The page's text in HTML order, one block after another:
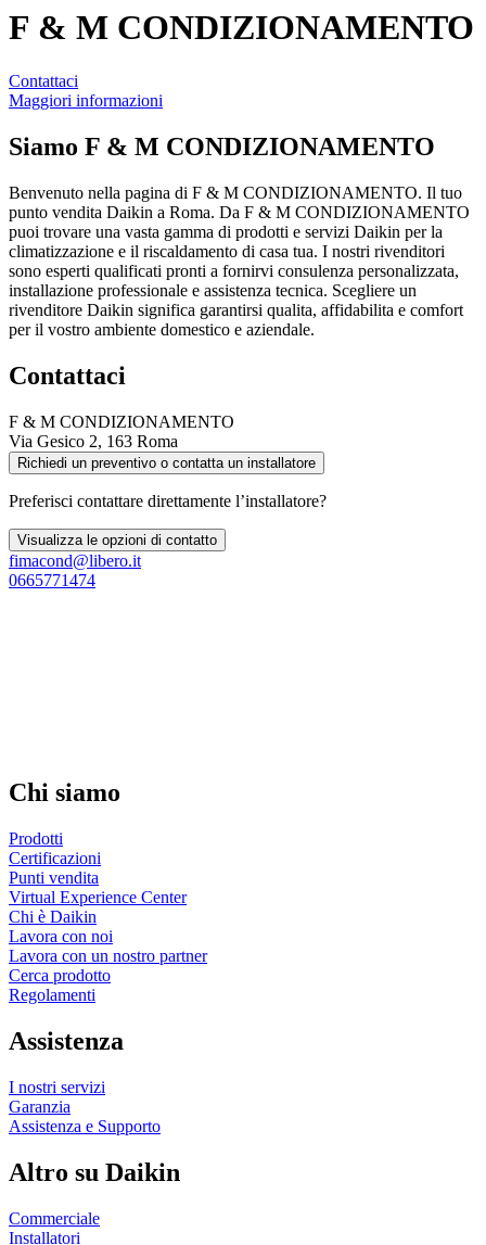
F & M CONDIZIONAMENTO
Contattaci
Maggiori informazioni
Siamo F & M CONDIZIONAMENTO
Benvenuto nella pagina di F & M CONDIZIONAMENTO. Il tuo
punto vendita Daikin a Roma. Da F & M CONDIZIONAMENTO
puoi trovare una vasta gamma di prodotti e servizi Daikin per la
climatizzazione e il riscaldamento di casa tua. I nostri rivenditori
sono esperti qualificati pronti a fornirvi consulenza personalizzata,
installazione professionale e assistenza tecnica. Scegliere un
rivenditore Daikin significa garantirsi qualita, affidabilita e comfort
per il vostro ambiente domestico e aziendale.
Contattaci
F & M CONDIZIONAMENTO
Via Gesico 2, 163 Roma
Richiedi un preventivo o contatta un installatore
Preferisci contattare direttamente l’installatore?
Visualizza le opzioni di contatto
fimacond@libero.it
0665771474
Chi siamo
Prodotti
Certificazioni
Punti vendita
Virtual Experience Center
Chi è Daikin
Lavora con noi
Lavora con un nostro partner
Cerca prodotto
Regolamenti
Assistenza
I nostri servizi
Garanzia
Assistenza e Supporto
Altro su Daikin
Commerciale
Installatori